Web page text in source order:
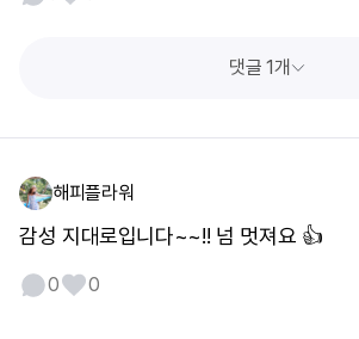
댓글 1개
해피플라워
감성 지대로입니다~~!! 넘 멋져요 👍
0 0